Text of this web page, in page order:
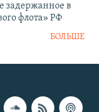
задержанное в
флота» РФ
БОЛЬШЕ